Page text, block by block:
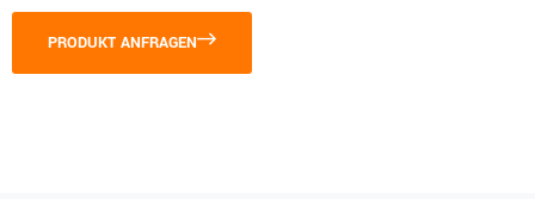
PRODUKT ANFRAGEN